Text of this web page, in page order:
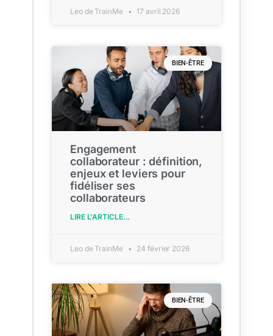
Leo de TrainMe 17 avril 2026
BIEN-ÊTRE
Engagement
collaborateur : définition,
enjeux et leviers pour
fidéliser ses
collaborateurs
LIRE L'ARTICLE...
Leo de TrainMe 24 février 2026
BIEN-ÊTRE